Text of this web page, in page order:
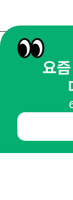
매주 화요일 아
마케팅 감각을
65,043명의 마케터를
요